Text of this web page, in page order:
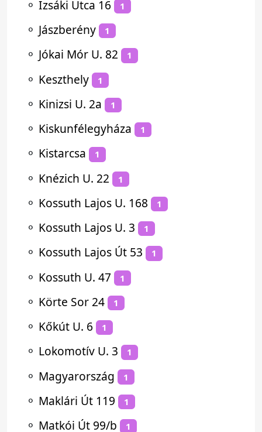
⚬ Izsáki Utca 16 1
⚬ Jászberény 1
⚬ Jókai Mór U. 82 1
⚬ Keszthely 1
⚬ Kinizsi U. 2a 1
⚬ Kiskunfélegyháza 1
⚬ Kistarcsa 1
⚬ Knézich U. 22 1
⚬ Kossuth Lajos U. 168 1
⚬ Kossuth Lajos U. 3 1
⚬ Kossuth Lajos Út 53 1
⚬ Kossuth U. 47 1
⚬ Körte Sor 24 1
⚬ Kőkút U. 6 1
⚬ Lokomotív U. 3 1
⚬ Magyarország 1
⚬ Maklári Út 119 1
⚬ Matkói Út 99/b 1